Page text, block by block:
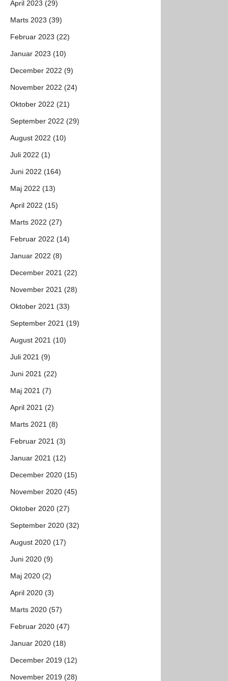
April 2023 (29)
Marts 2023 (39)
Februar 2023 (22)
Januar 2023 (10)
December 2022 (9)
November 2022 (24)
Oktober 2022 (21)
September 2022 (29)
August 2022 (10)
Juli 2022 (1)
Juni 2022 (164)
Maj 2022 (13)
April 2022 (15)
Marts 2022 (27)
Februar 2022 (14)
Januar 2022 (8)
December 2021 (22)
November 2021 (28)
Oktober 2021 (33)
September 2021 (19)
August 2021 (10)
Juli 2021 (9)
Juni 2021 (22)
Maj 2021 (7)
April 2021 (2)
Marts 2021 (8)
Februar 2021 (3)
Januar 2021 (12)
December 2020 (15)
November 2020 (45)
Oktober 2020 (27)
September 2020 (32)
August 2020 (17)
Juni 2020 (9)
Maj 2020 (2)
April 2020 (3)
Marts 2020 (57)
Februar 2020 (47)
Januar 2020 (18)
December 2019 (12)
November 2019 (28)